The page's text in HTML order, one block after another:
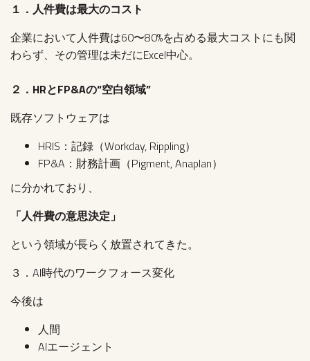
１．人件費は最大のコスト
企業において人件費は60〜80%を占める最大コストにも関
わらず、その管理は未だにExcel中心。
２．HRとFP&Aの“空白領域”
既存ソフトウェアは
HRIS：記録（Workday, Rippling）
FP&A：財務計画（Pigment, Anaplan）
に分かれており、
「人件費の意思決定」
という領域が長らく放置されてきた。
３．AI時代のワークフォース変化
今後は
人間
AIエージェント